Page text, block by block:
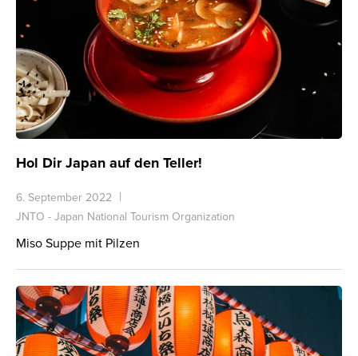
Hol Dir Japan auf den Teller!
6. September 2022
JNTO - Japan National Tourism Organization
Miso Suppe mit Pilzen